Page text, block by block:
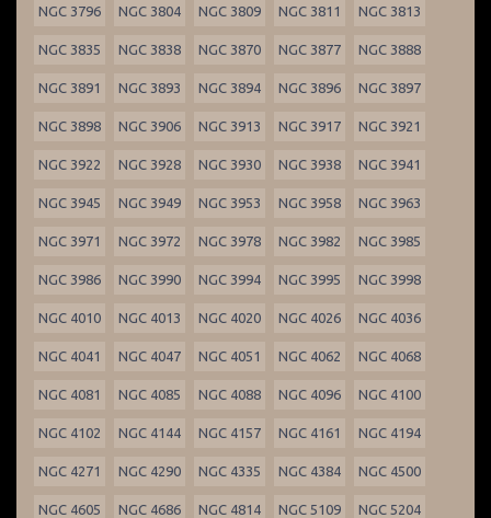
NGC 3796 NGC 3804 NGC 3809 NGC 3811 NGC 3813
NGC 3835 NGC 3838 NGC 3870 NGC 3877 NGC 3888
NGC 3891 NGC 3893 NGC 3894 NGC 3896 NGC 3897
NGC 3898 NGC 3906 NGC 3913 NGC 3917 NGC 3921
NGC 3922 NGC 3928 NGC 3930 NGC 3938 NGC 3941
NGC 3945 NGC 3949 NGC 3953 NGC 3958 NGC 3963
NGC 3971 NGC 3972 NGC 3978 NGC 3982 NGC 3985
NGC 3986 NGC 3990 NGC 3994 NGC 3995 NGC 3998
NGC 4010 NGC 4013 NGC 4020 NGC 4026 NGC 4036
NGC 4041 NGC 4047 NGC 4051 NGC 4062 NGC 4068
NGC 4081 NGC 4085 NGC 4088 NGC 4096 NGC 4100
NGC 4102 NGC 4144 NGC 4157 NGC 4161 NGC 4194
NGC 4271 NGC 4290 NGC 4335 NGC 4384 NGC 4500
NGC 4605 NGC 4686 NGC 4814 NGC 5109 NGC 5204